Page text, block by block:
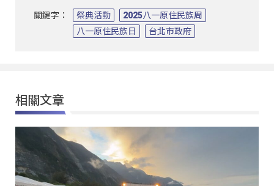
關鍵字： 祭典活動
2025八一原住民族周
八一原住民族日
台北市政府
相關文章